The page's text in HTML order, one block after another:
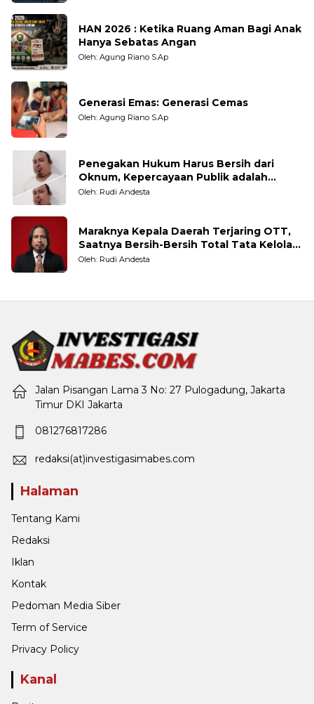
HAN 2026 : Ketika Ruang Aman Bagi Anak
Hanya Sebatas Angan
Oleh: Agung Riano S.Ap
Generasi Emas: Generasi Cemas
Oleh: Agung Riano S.Ap
Penegakan Hukum Harus Bersih dari
Oknum, Kepercayaan Publik adalah
Taruhannya
Oleh: Rudi Andesta
Maraknya Kepala Daerah Terjaring OTT,
Saatnya Bersih-Bersih Total Tata Kelola
Pemerintahan
Oleh: Rudi Andesta
Jalan Pisangan Lama 3 No: 27 Pulogadung, Jakarta
Timur DKI Jakarta
081276817286
redaksi(at)investigasimabes.com
Halaman
Tentang Kami
Redaksi
Iklan
Kontak
Pedoman Media Siber
Term of Service
Privacy Policy
Kanal